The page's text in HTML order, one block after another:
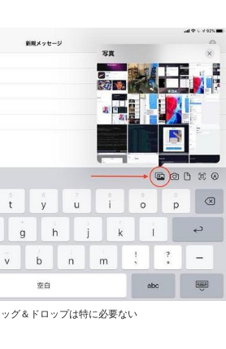
グ＆ドロップは特に必要ない